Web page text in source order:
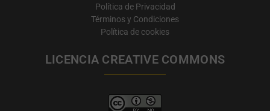
Política de Privacidad
Términos y Condiciones
Política de cookies
LICENCIA CREATIVE COMMONS